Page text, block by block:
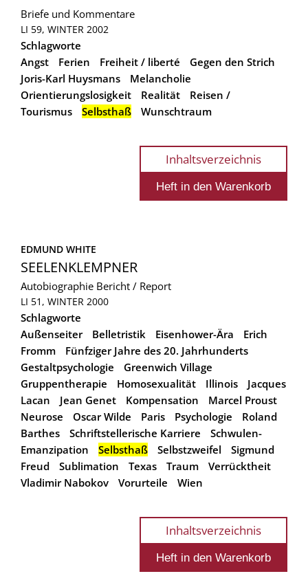
Briefe und Kommentare
LI 59, WINTER 2002
Schlagworte
Angst
Ferien Freiheit / liberté
Gegen den Strich
Joris-Karl Huysmans
Melancholie
Orientierungslosigkeit
Realität
Reisen /
Tourismus
Selbsthaß Wunschtraum
Inhaltsverzeichnis
EDMUND WHITE
SEELENKLEMPNER
Autobiographie Bericht / Report
LI 51, WINTER 2000
Schlagworte
Außenseiter
Belletristik Eisenhower-Ära
Erich
Fromm
Fünfziger Jahre des 20. Jahrhunderts
Gestaltpsychologie
Greenwich Village
Gruppentherapie
Homosexualität Illinois
Jacques
Lacan
Jean Genet Kompensation
Marcel Proust
Neurose
Oscar Wilde Paris Psychologie
Roland
Barthes
Schriftstellerische Karriere
Schwulen-
Emanzipation
Selbsthaß Selbstzweifel
Sigmund
Freud
Sublimation Texas Traum
Verrücktheit
Vladimir Nabokov
Vorurteile Wien
Inhaltsverzeichnis